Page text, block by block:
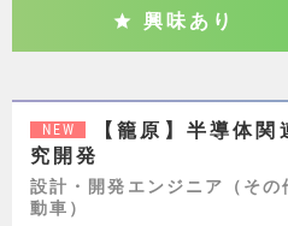
興味あり
NEW
【籠原】半導体
究開発
設計・開発エンジニア（そ
動車）